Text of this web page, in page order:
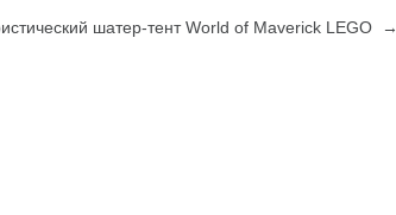
шатер-тент World of Maverick LEGO →